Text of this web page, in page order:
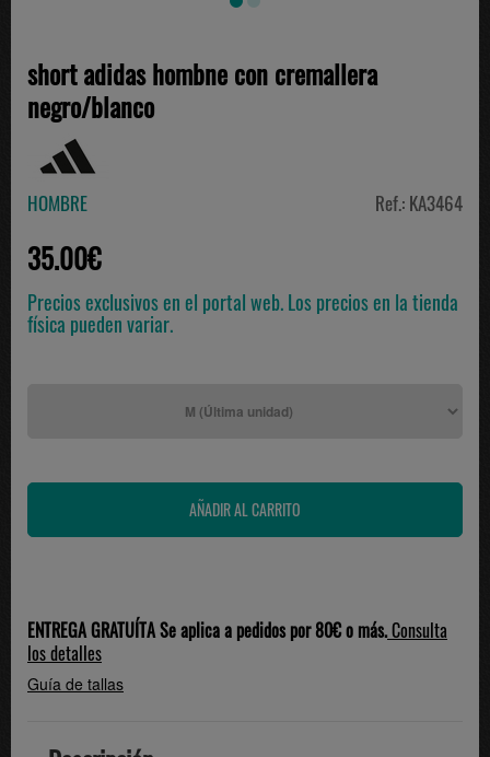
short adidas hombne con cremallera
negro/blanco
HOMBRE Ref.: KA3464
35.00€
Precios exclusivos en el portal web. Los precios en la tienda
física pueden variar.
ENTREGA GRATUÍTA Se aplica a pedidos por 80€ o más.Consulta
los detalles
Guía de tallas